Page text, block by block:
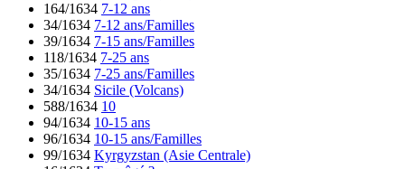
164/1634 7-12 ans
34/1634 7-12 ans/Familles
39/1634 7-15 ans/Familles
118/1634 7-25 ans
35/1634 7-25 ans/Familles
34/1634 Sicile (Volcans)
588/1634 10
94/1634 10-15 ans
96/1634 10-15 ans/Familles
99/1634 Kyrgyzstan (Asie Centrale)